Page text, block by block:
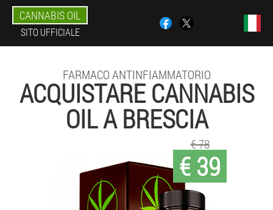
CANNABIS OIL
SITO UFFICIALE
FARMACO ANTINFIAMMATORIO
ACQUISTARE CANNABIS
OIL A BRESCIA
€ 39
€ 78